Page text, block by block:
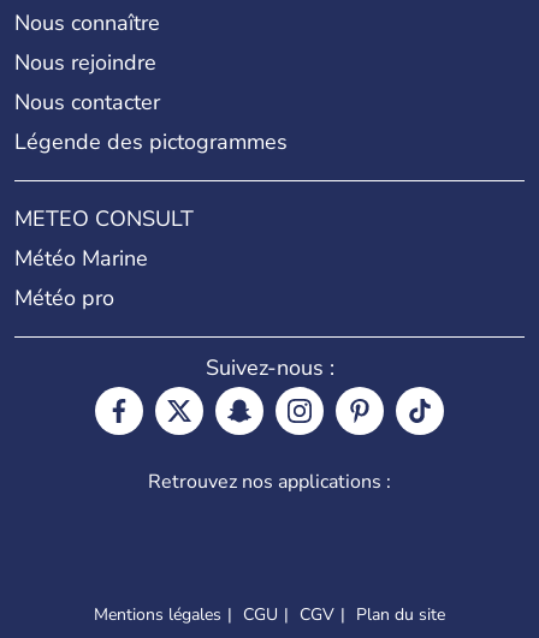
Nous connaître
Nous rejoindre
Nous contacter
Légende des pictogrammes
METEO CONSULT
Météo Marine
Météo pro
Suivez-nous :
Retrouvez nos applications :
Mentions légales CGU CGV Plan du site